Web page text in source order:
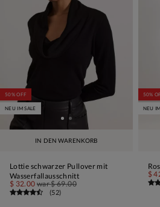
IN DEN WARENKORB
50% OFF
NEU IM SALE
Lottie schwarzer Pullover mit
Wasserfallausschnitt
$ 32.00 war$ 69.00
(52)
50%
NEU
$